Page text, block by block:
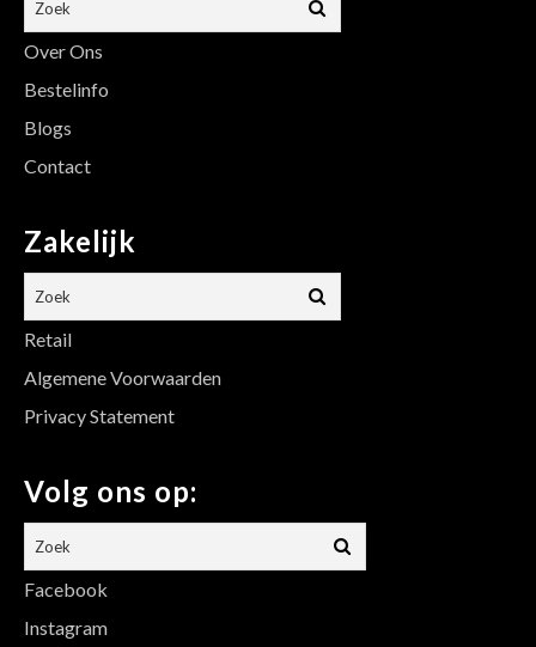
Over Ons
Bestelinfo
Blogs
Contact
Zakelijk
Retail
Algemene Voorwaarden
Privacy Statement
Volg ons op:
Facebook
Instagram